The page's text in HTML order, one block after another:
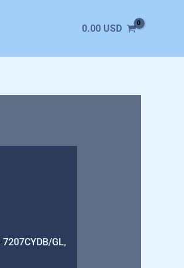
0.00 USD
7207CYDB/GL,